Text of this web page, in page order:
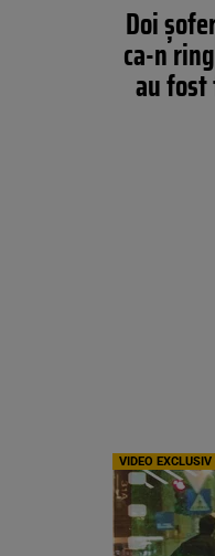
Doi
ca-n
au fost
VIDEO EXCLUSIV